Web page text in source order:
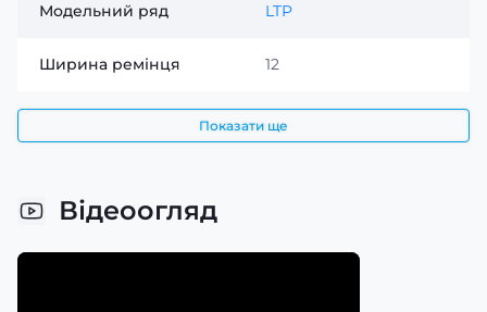
Модельний ряд LTP
Ширина ремінця 12
Показати ще
Відеоогляд